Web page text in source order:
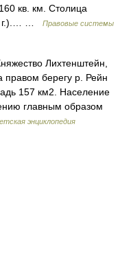
кв. км. Столица
г.).… …
Правовые системы
Лихтенштейн,
правом берегу р. Рейн
157 км2. Население
главным образом
энциклопедия